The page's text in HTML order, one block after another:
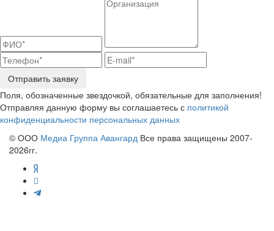
Отправить заявку
Поля, обозначенные звездочкой, обязательные для заполнения!
Отправляя данную форму вы соглашаетесь с политикой
конфиденциальности персональных данных
© ООО Медиа Группа Авангард Все права защищены 2007-
2026гг.